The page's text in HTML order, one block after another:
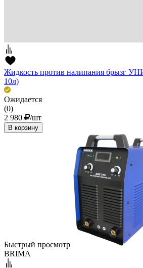
Жидкость против налипания брызг
10л)
Ожидается
(0)
2 980
/шт
В корзину
Быстрый просмотр
BRIMA